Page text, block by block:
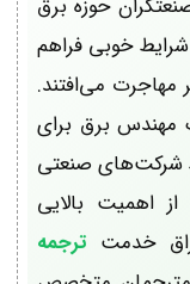
حوزه برق
شرایط خوبی فراهم
مهاجرت می‌افتند.
مهندس برق برای
شرکت‌های صنعتی
از اهمیت بالایی
خدمت ترجمه